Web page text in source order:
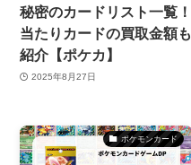
秘密のカードリスト一覧！
当たりカードの買取金額も
紹介【ポケカ】
2025年8月27日
ポケモンカード